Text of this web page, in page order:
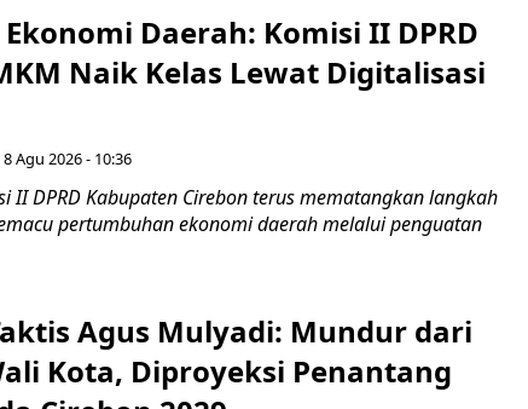
Daerah: Komisi II DPRD
Naik Kelas Lewat Digitalisasi
Agu 2026 - 10:36
II DPRD Kabupaten Cirebon terus mematangkan langkah
pertumbuhan ekonomi daerah melalui penguatan
Agus Mulyadi: Mundur dari
Kota, Diproyeksi Penantang